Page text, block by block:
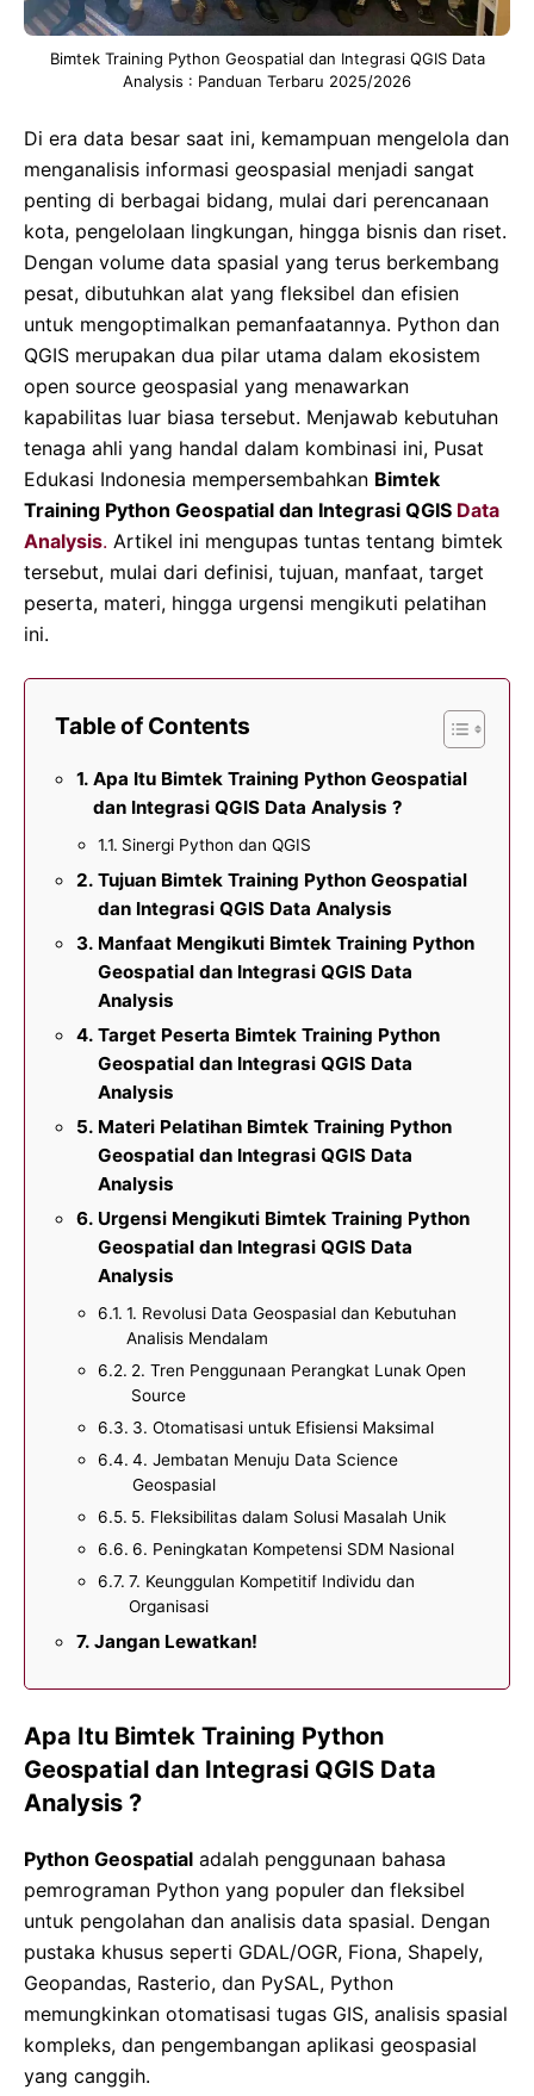
Bimtek Training Python Geospatial dan Integrasi QGIS Data
Analysis : Panduan Terbaru 2025/2026
Di era data besar saat ini, kemampuan mengelola dan
menganalisis informasi geospasial menjadi sangat
penting di berbagai bidang, mulai dari perencanaan
kota, pengelolaan lingkungan, hingga bisnis dan riset.
Dengan volume data spasial yang terus berkembang
pesat, dibutuhkan alat yang fleksibel dan efisien
untuk mengoptimalkan pemanfaatannya. Python dan
QGIS merupakan dua pilar utama dalam ekosistem
open source geospasial yang menawarkan
kapabilitas luar biasa tersebut. Menjawab kebutuhan
tenaga ahli yang handal dalam kombinasi ini, Pusat
Edukasi Indonesia mempersembahkan Bimtek
Training Python Geospatial dan Integrasi QGIS Data
Analysis. Artikel ini mengupas tuntas tentang bimtek
tersebut, mulai dari definisi, tujuan, manfaat, target
peserta, materi, hingga urgensi mengikuti pelatihan
ini.
Table of Contents
Apa Itu Bimtek Training Python Geospatial
dan Integrasi QGIS Data Analysis ?
Sinergi Python dan QGIS
Tujuan Bimtek Training Python Geospatial
dan Integrasi QGIS Data Analysis
Manfaat Mengikuti Bimtek Training Python
Geospatial dan Integrasi QGIS Data
Analysis
Target Peserta Bimtek Training Python
Geospatial dan Integrasi QGIS Data
Analysis
Materi Pelatihan Bimtek Training Python
Geospatial dan Integrasi QGIS Data
Analysis
Urgensi Mengikuti Bimtek Training Python
Geospatial dan Integrasi QGIS Data
Analysis
1. Revolusi Data Geospasial dan Kebutuhan
Analisis Mendalam
2. Tren Penggunaan Perangkat Lunak Open
Source
3. Otomatisasi untuk Efisiensi Maksimal
4. Jembatan Menuju Data Science
Geospasial
5. Fleksibilitas dalam Solusi Masalah Unik
6. Peningkatan Kompetensi SDM Nasional
7. Keunggulan Kompetitif Individu dan
Organisasi
Jangan Lewatkan!
Apa Itu Bimtek Training Python
Geospatial dan Integrasi QGIS Data
Analysis ?
Python Geospatial adalah penggunaan bahasa
pemrograman Python yang populer dan fleksibel
untuk pengolahan dan analisis data spasial. Dengan
pustaka khusus seperti GDAL/OGR, Fiona, Shapely,
Geopandas, Rasterio, dan PySAL, Python
memungkinkan otomatisasi tugas GIS, analisis spasial
kompleks, dan pengembangan aplikasi geospasial
yang canggih.